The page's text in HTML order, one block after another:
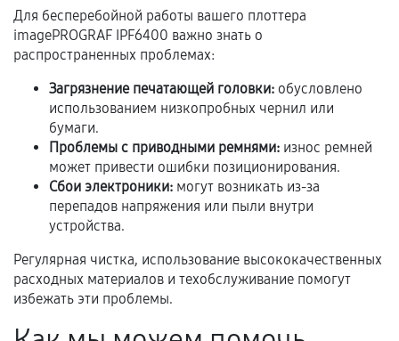
Расширенная гарантия
В некоторых случаях возможно оформление
расширенной гарантии. Стоимость, сроки и
условия продления согласовываются отдельно и
фиксируются в документах.
Когда гарантия не действует
Нарушение правил эксплуатации,
механические повреждения, попадание влаги,
Для бесперебойной работы вашего плоттера
imagePROGRAF IPF6400 важно знать о
распространенных проблемах:
Загрязнение печатающей головки: обусловлено
использованием низкопробных чернил или
бумаги.
Проблемы с приводными ремнями: износ ремней
может привести ошибки позиционирования.
Сбои электроники: могут возникать из-за
перепадов напряжения или пыли внутри
устройства.
Регулярная чистка, использование высококачественных
расходных материалов и техобслуживание помогут
избежать эти проблемы.